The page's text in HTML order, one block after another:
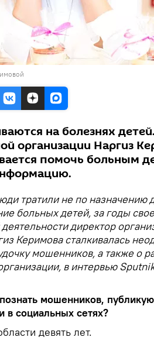
на болезнях
организации Наргиз
помочь больным
тратили не по назначению
больных детей, за годы
директор
Керимова сталкивалась
мошенников, а также о
в интервью
мошенников,
социальных сетях?
девять лет.